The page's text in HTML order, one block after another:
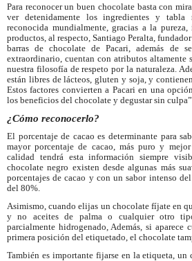
Para reconocer un buen chocolate basta con
ver detenidamente los ingredientes y tabla
reconocida mundialmente, gracias a la
productos, al respecto, Santiago Peralta,
barras de chocolate de Pacari, además de
extraordinario, cuentan con atributos altamente
nuestra filosofía de respeto por la naturaleza.
están libres de lácteos, gluten y soja, y
Estos factores convierten a Pacari en una
los beneficios del chocolate y degustar sin culpa”.
¿Cómo reconocerlo?
El porcentaje de cacao es determinante para
mayor porcentaje de cacao, más puro y
calidad tendrá esta información siempre
chocolate negro existen desde algunas más
porcentajes de cacao y con un sabor intenso
del 80%.
Asimismo, cuando elijas un chocolate fíjate en
y no aceites de palma o cualquier otro
parcialmente hidrogenado, Además, si aparece
primera posición del etiquetado, el chocolate
También es importante fijarse en la etiqueta, un